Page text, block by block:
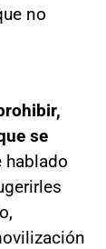
no
se
hablado